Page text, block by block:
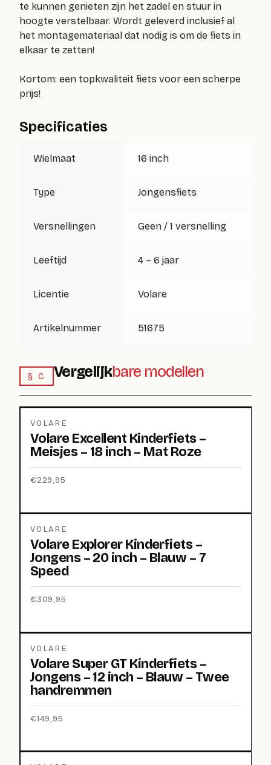
te kunnen genieten zijn het zadel en stuur in
hoogte verstelbaar. Wordt geleverd inclusief al
het montagemateriaal dat nodig is om de fiets in
elkaar te zetten!
Kortom: een topkwaliteit fiets voor een scherpe
prijs!
Specificaties
Wielmaat 16 inch
Type Jongensfiets
Versnellingen Geen / 1 versnelling
Leeftijd 4 – 6 jaar
Licentie Volare
Artikelnummer 51675
§ C Vergelijkbare modellen
VOLARE
Volare Excellent Kinderfiets –
Meisjes – 18 inch – Mat Roze
€229,95
VOLARE
Volare Explorer Kinderfiets –
Jongens – 20 inch – Blauw – 7
Speed
€309,95
VOLARE
Volare Super GT Kinderfiets –
Jongens – 12 inch – Blauw – Twee
handremmen
€149,95